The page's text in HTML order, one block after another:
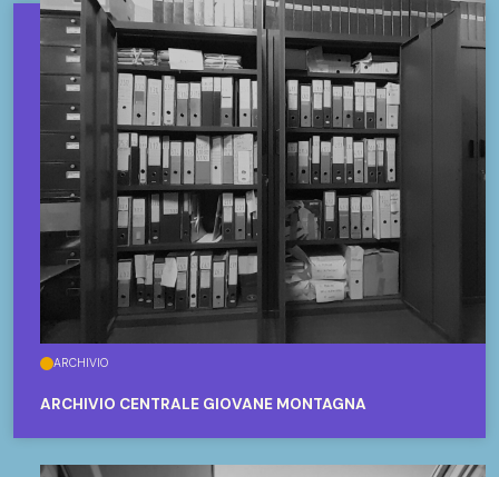
ARCHIVIO
ARCHIVIO CENTRALE GIOVANE MONTAGNA